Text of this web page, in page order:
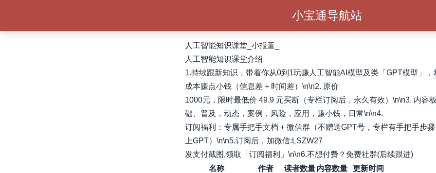
小宝通导航站
人工智能知识课堂_小报童_
人工智能知识课堂介绍
1.持续跟新知识，带着你从0到1玩赚人工智能AI模型及类「GPT模型」，
成本赚点小钱（信息差 + 时间差）\n\n2. 原价
1000元，限时最低价 49.9 元买断（专栏订阅后，永久有效）\n\n3. 内容
础、普及，动态，案例，风险，应用，赚小钱，日常\n\n4.
订阅福利：专属手把手文档 + 微信群（不赠送GPT号，专栏有手把手步骤
上GPT）\n\n5.订阅后，加微信:LSZW27
发支付截图,领取「订阅福利」\n\n6.不想付费？免费社群(后续跟进)
名称
作者 读者数量 内容数量
更新时间